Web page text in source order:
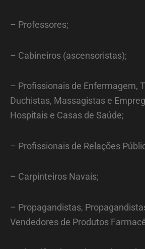
– Professores;
– Cabineiros (ascensoristas);
– Profissionais de Enfermagem,
Duchistas, Massagistas e
Hospitais e Casas de Saúde;
– Profissionais de Relações
– Carpinteiros Navais;
– Propagandistas,
Vendedores de Produtos